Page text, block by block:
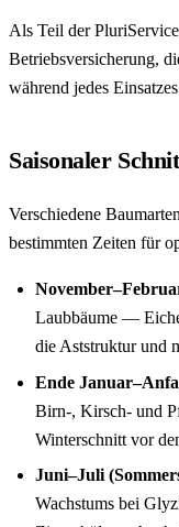
Als Teil der
Betriebsversicherung,
während jedes
Saisonaler
Verschiedene
bestimmten Zeiten für
Laubbäume —
die Aststruktur und
Ende
Birn-, Kirsch- und
Winterschnitt vor
Juni–Juli
Wachstums bei